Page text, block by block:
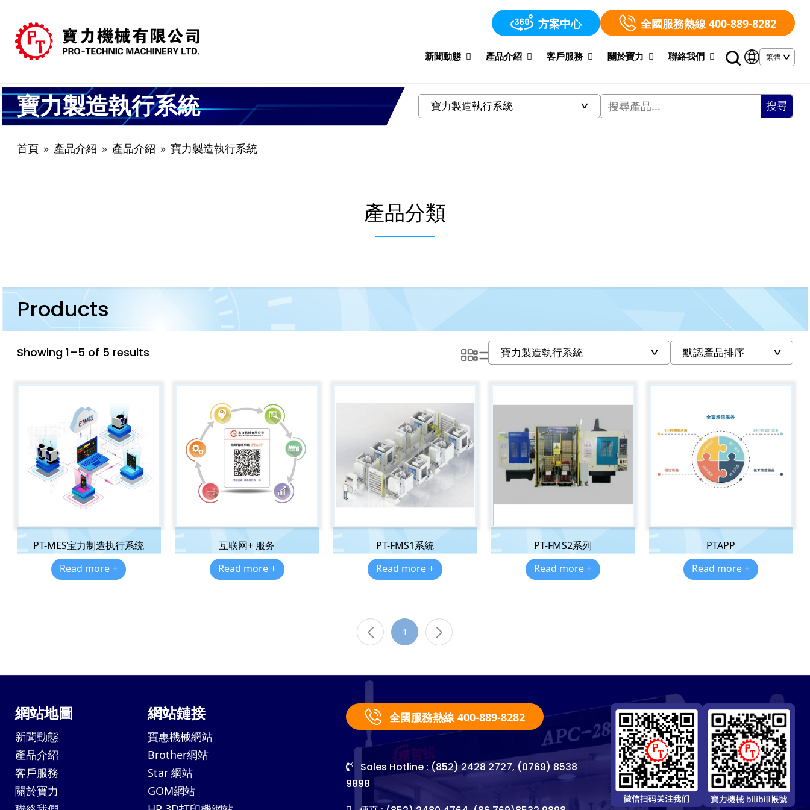
方案中心 全國服務熱線 400-889-8282
新聞動態 產品介紹 客戶服務 關於寶力 聯絡我們
寶力製造執行系統 搜尋
首頁 產品介紹 產品介紹 寶力製造執行系統
產品分類
Products
Showing 1–5 of 5 results
PT-MES宝力制造执行系统
Read more +
互联网+ 服务
Read more +
PT-FMS1系統
Read more +
PT-FMS2系列
Read more +
PTAPP
Read more +
1
網站地圖
新聞動態
產品介紹
客戶服務
關於寶力
網站鏈接
寶惠機械網站
Brother網站
Star 網站
GOM網站
全國服務熱線 400-889-8282
Sales Hotline : (852) 2428 2727, (0769) 8538
9898